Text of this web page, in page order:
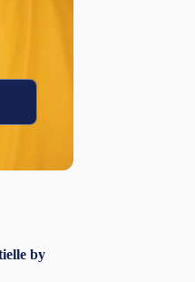
by